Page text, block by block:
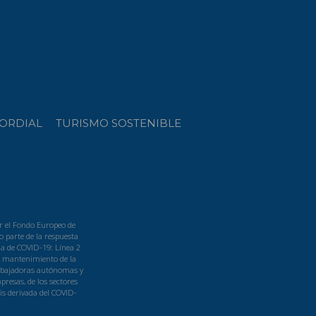
TURISMO SOSTENIBLE
el Fondo Europeo de
parte de la respuesta
de COVID-19: Línea 2
mantenimiento de la
autónomas y
de los sectores
derivada del COVID-